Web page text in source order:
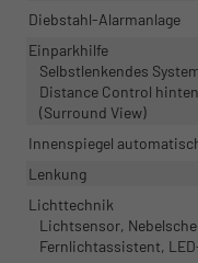
Diebstahl-Alarmanlage
Einparkhilfe
Selbstlenkendes
Distance Control
(Surround View)
Innenspiegel
Lenkung
Lichttechnik
Lichtsensor,
Fernlichtassistent,